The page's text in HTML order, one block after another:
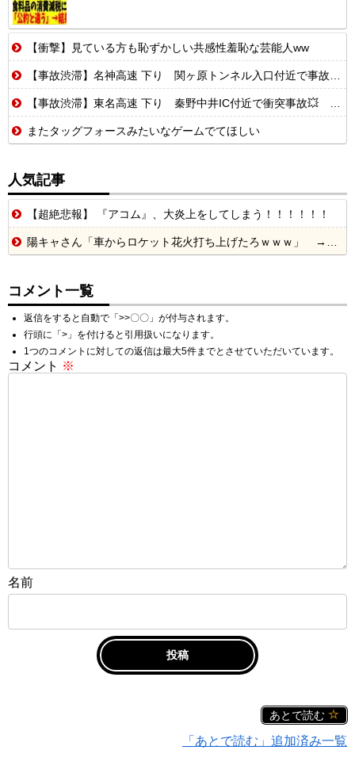
【衝撃】見ている方も恥ずかしい共感性羞恥な芸能人ww
【事故渋滞】名神高速 下り 関ヶ原トンネル入口付近で事故💥 追越車線規制 養老SA〜米原JCT 渋滞距離 9.0km 通過時間 80 分
【事故渋滞】東名高速 下り 秦野中井IC付近で衝突事故💥 全車線規制 伊勢原JCT〜秦野中井IC 渋滞距離 7.0km 通過時間 40 分
またタッグフォースみたいなゲームでてほしい
人気記事
【超絶悲報】 『アコム』、大炎上をしてしまう！！！！！！
陽キャさん「車からロケット花火打ち上げたろｗｗｗ」 → サンルーフが閉まっていて無事車内に発射
コメント一覧
返信をすると自動で「>>〇〇」が付与されます。
行頭に「>」を付けると引用扱いになります。
1つのコメントに対しての返信は最大5件までとさせていただいています。
コメント ※
名前
あとで読む
「あとで読む」追加済み一覧